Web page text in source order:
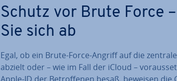
Schutz vor Brute Force
Sie sich ab
Egal, ob ein Brute-Force-Angriff auf die
abzielt oder – wie im Fall der iCloud –